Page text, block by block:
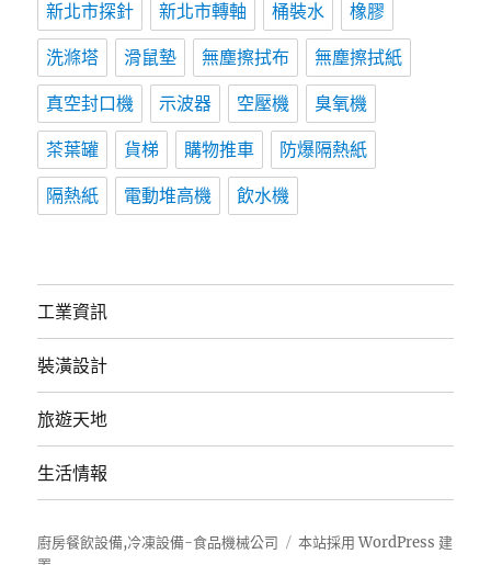
新北市探針 新北市轉軸 桶裝水 橡膠
洗滌塔 滑鼠墊 無塵擦拭布 無塵擦拭紙
真空封口機 示波器 空壓機 臭氧機
茶葉罐 貨梯 購物推車 防爆隔熱紙
隔熱紙 電動堆高機 飲水機
工業資訊
裝潢設計
旅遊天地
生活情報
廚房餐飲設備,冷凍設備-食品機械公司
本站採用 WordPress 建